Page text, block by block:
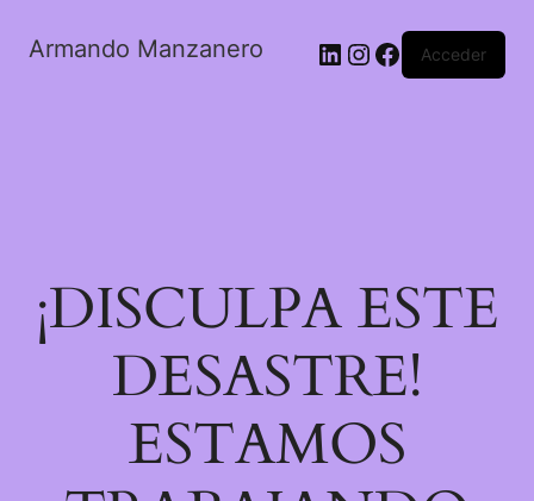
Armando Manzanero LinkedIn
Instagram
Facebook
Acceder
¡DISCULPA ESTE
DESASTRE!
ESTAMOS